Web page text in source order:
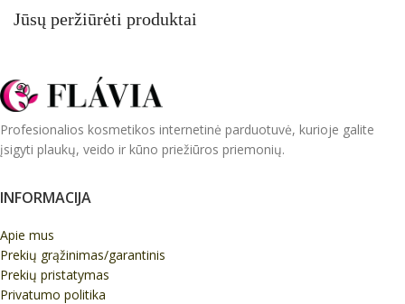
Jūsų peržiūrėti produktai
Profesionalios kosmetikos internetinė parduotuvė, kurioje galite
įsigyti plaukų, veido ir kūno priežiūros priemonių.
INFORMACIJA
Apie mus
Prekių grąžinimas/garantinis
Prekių pristatymas
Privatumo politika